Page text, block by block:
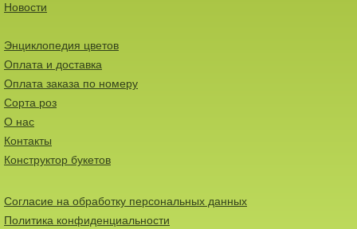
Новости
Энциклопедия цветов
Оплата и доставка
Оплата заказа по номеру
Сорта роз
О нас
Контакты
Конструктор букетов
Согласие на обработку персональных данных
Политика конфиденциальности